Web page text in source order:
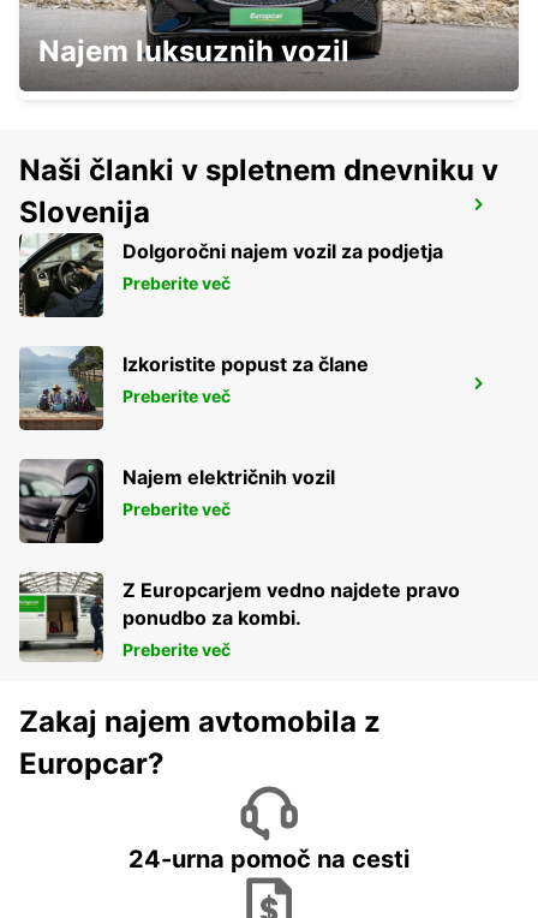
RATINGEN
RATINGEN - GERMANY
RECKLINGHAUSEN
RECKLINGHAUSEN - GERMANY
HERNE
HERNE - GERMANY
Najem luksuznih vozil
Naši članki v spletnem dnevniku v
Slovenija
Dolgoročni najem vozil za podjetja
Preberite več
Izkoristite popust za člane
Preberite več
Najem električnih vozil
Preberite več
Z Europcarjem vedno najdete pravo
ponudbo za kombi.
Preberite več
Zakaj najem avtomobila z
Europcar?
24-urna pomoč na cesti